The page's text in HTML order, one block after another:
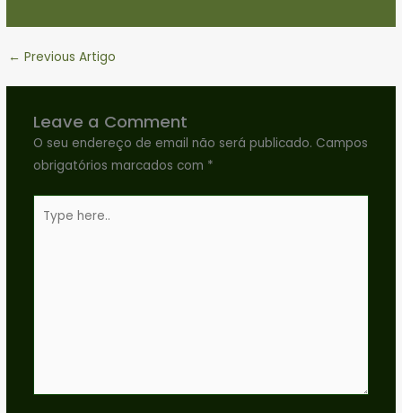
← Previous Artigo
Leave a Comment
O seu endereço de email não será publicado. Campos
obrigatórios marcados com *
here..